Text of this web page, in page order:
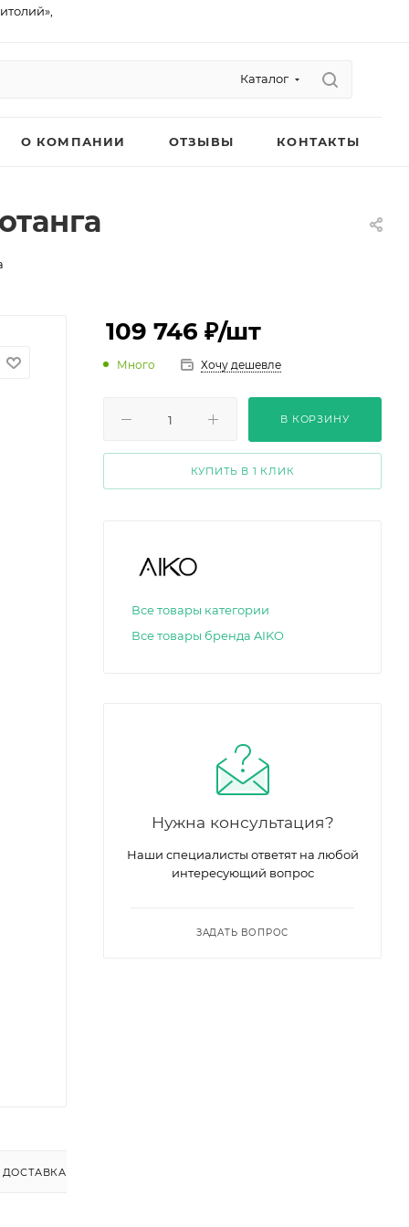
Каталог
О КОМПАНИИ ОТЗЫВЫ КОНТАКТЫ
ДОСТАВКА
109 746 ₽/шт
Много Хочу дешевле
В КОРЗИНУ
КУПИТЬ В 1 КЛИК
Все товары категории
Все товары бренда AIKO
Нужна консультация?
Наши специалисты ответят на любой
интересующий вопрос
ЗАДАТЬ ВОПРОС